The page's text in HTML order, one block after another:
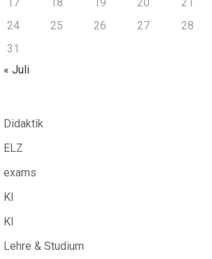
24
25 26 27 28
31
« Juli
Didaktik
ELZ
exams
KI
KI
Lehre & Studium